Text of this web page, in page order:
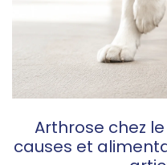
Arthrose chez
causes et